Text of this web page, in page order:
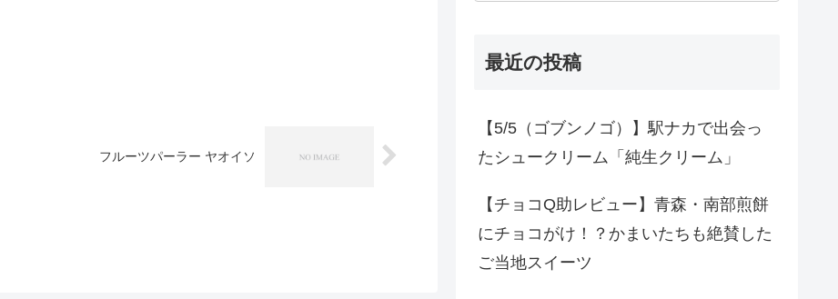
フルーツパーラー ヤオイソ
最近の投稿
【5/5（ゴブンノゴ）】駅ナカで出会っ
たシュークリーム「純生クリーム」
【チョコQ助レビュー】青森・南部煎餅
にチョコがけ！？かまいたちも絶賛した
ご当地スイーツ